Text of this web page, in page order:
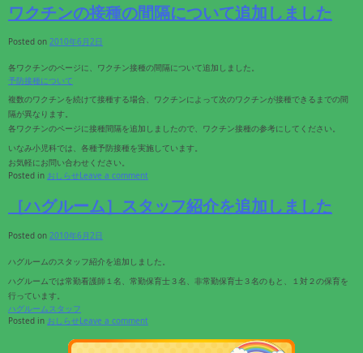
ワクチンの接種の間隔について追加しました
Posted on 2010年6月2日
各ワクチンのページに、ワクチン接種の間隔について追加しました。
予防接種について
複数のワクチンを続けて接種する場合、ワクチンによって次のワクチンが接種できるまでの間
隔が異なります。
各ワクチンのページに接種間隔を追加しましたので、ワクチン接種の参考にしてください。
いなみ小児科では、各種予防接種を実施しています。
お気軽にお問い合わせください。
Posted in おしらせLeave a comment
［ハグルーム］スタッフ紹介を追加しました
Posted on 2010年6月2日
ハグルームのスタッフ紹介を追加しました。
ハグルームでは常勤看護師１名、常勤保育士３名、非常勤保育士３名のもと、１対２の保育を
行っています。
ハグルームスタッフ
Posted in おしらせLeave a comment